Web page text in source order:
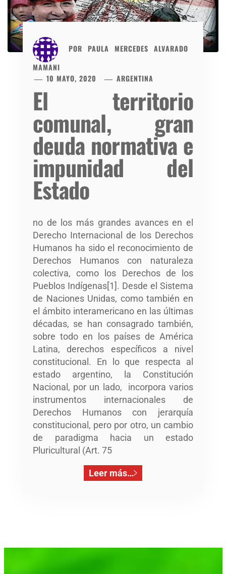
POR PAULA MERCEDES ALVARADO
MAMANI
10 MAYO, 2020
ARGENTINA
El territorio
comunal, gran
deuda normativa e
impunidad del
Estado
no de los más grandes avances en el
Derecho Internacional de los Derechos
Humanos ha sido el reconocimiento de
Derechos Humanos con naturaleza
colectiva, como los Derechos de los
Pueblos Indígenas[1]. Desde el Sistema
de Naciones Unidas, como también en
el ámbito interamericano en las últimas
décadas, se han consagrado también,
sobre todo en los países de América
Latina, derechos específicos a nivel
constitucional. En lo que respecta al
estado argentino, la Constitución
Nacional, por un lado, incorpora varios
instrumentos internacionales de
Derechos Humanos con jerarquía
constitucional, pero por otro, un cambio
de paradigma hacia un estado
Pluricultural (Art. 75
Leer más…